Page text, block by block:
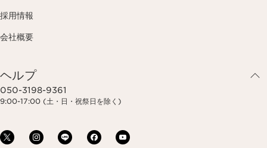
採用情報
会社概要
ヘルプ
050-3198-9361
9:00-17:00 (土・日・祝祭日を除く)